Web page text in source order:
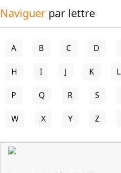
Naviguer par lettre
A B C D
H I J K L
P Q R S
W X Y Z